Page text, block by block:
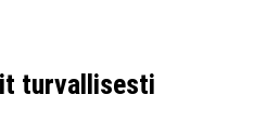
turvallisesti